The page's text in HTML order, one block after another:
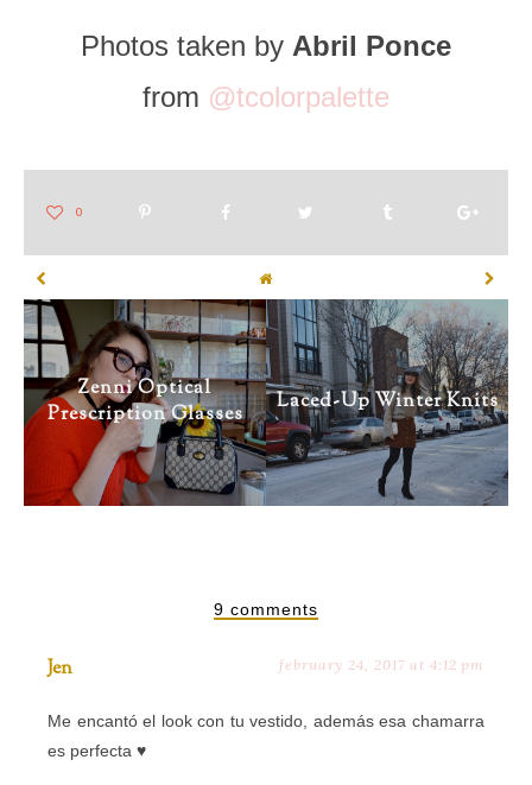
Photos taken by Abril Ponce
from @tcolorpalette
Zenni Optical
Prescription Glasses
Laced-Up Winter Knits
9 comments
Jen february 24, 2017 at 4:12 pm
Me encantó el look con tu vestido, además esa chamarra
es perfecta ♥